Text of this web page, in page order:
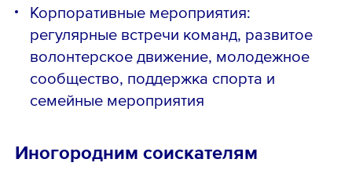
Корпоративные мероприятия:
регулярные встречи команд, развитое
волонтерское движение, молодежное
сообщество, поддержка спорта и
семейные мероприятия
Иногородним соискателям